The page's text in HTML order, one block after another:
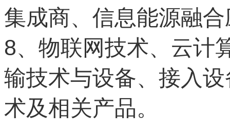
集成商、信息能源融
8、物联网技术、云计
输技术与设备、接入
术及相关产品。